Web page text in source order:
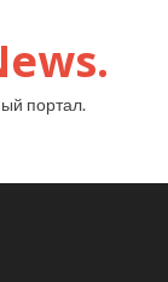
портал.